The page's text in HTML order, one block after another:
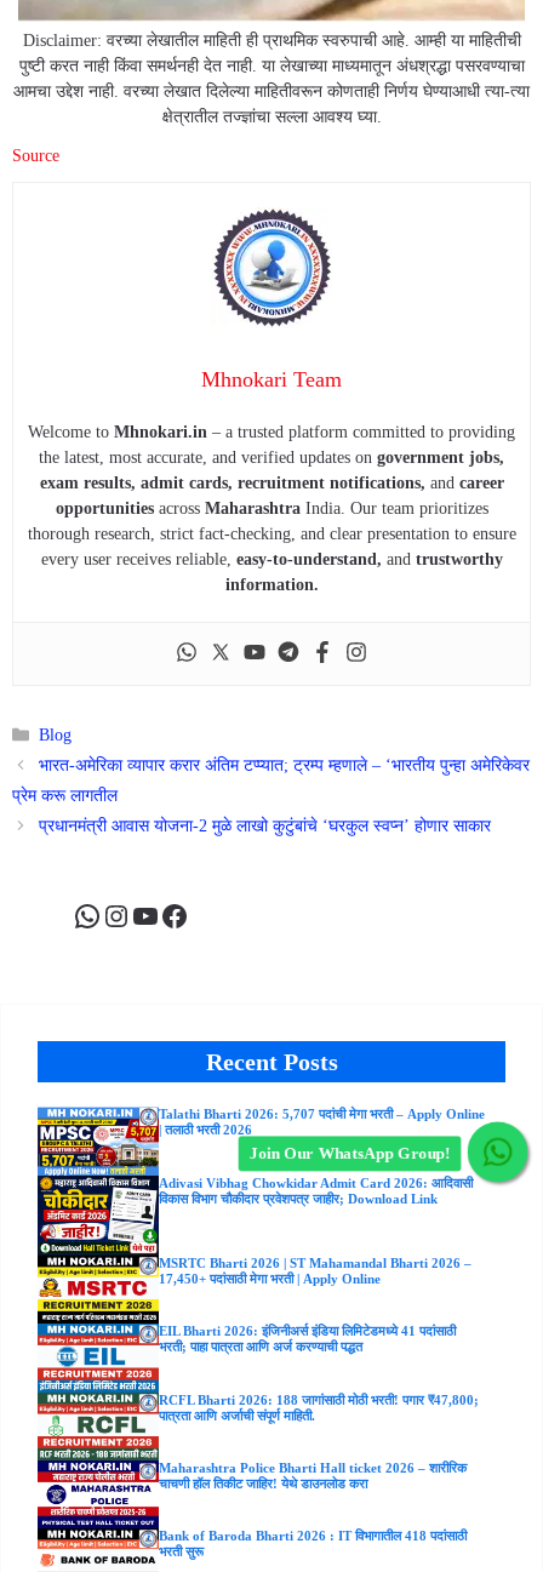
Disclaimer: वरच्या लेखातील माहिती ही प्राथमिक स्वरुपाची आहे. आम्ही या माहितीची
पुष्टी करत नाही किंवा समर्थनही देत नाही. या लेखाच्या माध्यमातून अंधश्रद्धा पसरवण्याचा
आमचा उद्देश नाही. वरच्या लेखात दिलेल्या माहितीवरून कोणताही निर्णय घेण्याआधी त्या-त्या
क्षेत्रातील तज्ज्ञांचा सल्ला आवश्य घ्या.
Source
Mhnokari Team
Welcome to Mhnokari.in – a trusted platform committed to providing
the latest, most accurate, and verified updates on government jobs,
exam results, admit cards, recruitment notifications, and career
opportunitiesacross MaharashtraIndia. Our team prioritizes
thorough research, strict fact-checking, and clear presentation to ensure
every user receives reliable, easy-to-understand, andtrustworthy
information.
Categories
Blog
भारत-अमेरिका व्यापार करार अंतिम टप्प्यात; ट्रम्प म्हणाले – ‘भारतीय पुन्हा अमेरिकेवर
प्रेम करू लागतील
प्रधानमंत्री आवास योजना-2 मुळे लाखो कुटुंबांचे ‘घरकुल स्वप्न’ होणार साकार
WhatsApp
Instagram
YouTube
Facebook
Recent Posts
Talathi Bharti 2026: 5,707 पदांची मेगा भरती – Apply Online
| तलाठी भरती 2026
Adivasi Vibhag Chowkidar Admit Card 2026: आदिवासी
विकास विभाग चौकीदार प्रवेशपत्र जाहीर; Download Link
MSRTC Bharti 2026 | ST Mahamandal Bharti 2026 –
17,450+ पदांसाठी मेगा भरती | Apply Online
EIL Bharti 2026: इंजिनीअर्स इंडिया लिमिटेडमध्ये 41 पदांसाठी
भरती; पाहा पात्रता आणि अर्ज करण्याची पद्धत
RCFL Bharti 2026: 188 जागांसाठी मोठी भरती! पगार ₹47,800;
पात्रता आणि अर्जाची संपूर्ण माहिती.
Maharashtra Police Bharti Hall ticket 2026 – शारीरिक
चाचणी हॉल तिकीट जाहिर! येथे डाउनलोड करा
Bank of Baroda Bharti 2026 : IT विभागातील 418 पदांसाठी
भरती सुरू
Join Our WhatsApp Group!